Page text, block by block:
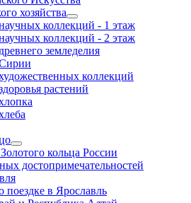
хозяйства
коллекций - 1 этаж
коллекций - 2 этаж
земледелия
коллекций
растений
кольца России
достопримечательностей
поездке в Ярославль